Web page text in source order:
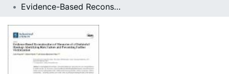
Evidence-Based Reconstruction of Memories of a Disdainful Hookup: Identifying Risk Factors and Preventing Further Victimization